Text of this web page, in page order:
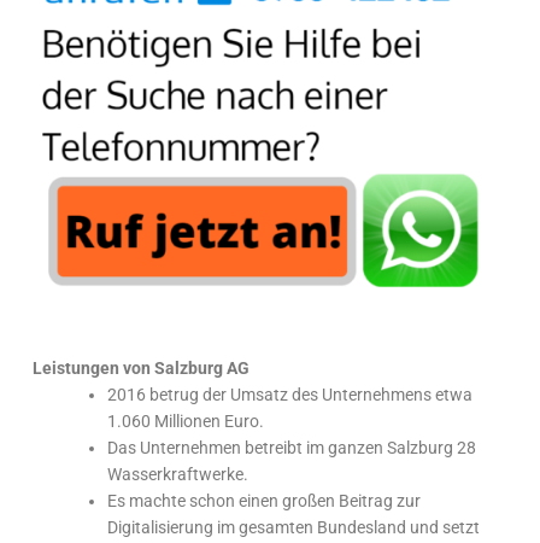
Leistungen von Salzburg AG
2016 betrug der Umsatz des Unternehmens etwa
1.060 Millionen Euro.
Das Unternehmen betreibt im ganzen Salzburg 28
Wasserkraftwerke.
Es machte schon einen großen Beitrag zur
Digitalisierung im gesamten Bundesland und setzt